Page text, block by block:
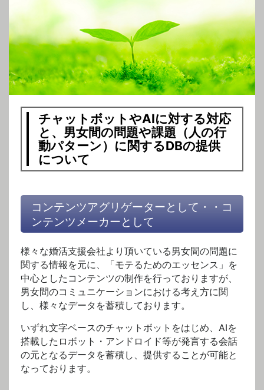
チャットボットやAIに対する対応
と、男女間の問題や課題（人の行
動パターン）に関するDBの提供
について
コンテンツアグリゲーターとして・・コ
ンテンツメーカーとして
様々な婚活支援会社より頂いている男女間の問題に
関する情報を元に、「モテるためのエッセンス」を
中心としたコンテンツの制作を行っておりますが、
男女間のコミュニケーションにおける考え方に関
し、様々なデータを蓄積しております。
いずれ文字ベースのチャットボットをはじめ、AIを
搭載したロボット・アンドロイド等が発言する会話
の元となるデータを蓄積し、提供することが可能と
なっております。